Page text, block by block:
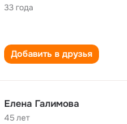
33 года
Добавить в друзья
Елена Галимова
45 лет